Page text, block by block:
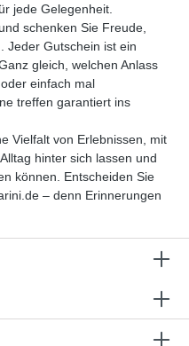
jede Gelegenheit.
schenken Sie Freude,
Jeder Gutschein ist ein
gleich, welchen Anlass
einfach mal
treffen garantiert ins
Vielfalt von Erlebnissen, mit
hinter sich lassen und
können. Entscheiden Sie
– denn Erinnerungen